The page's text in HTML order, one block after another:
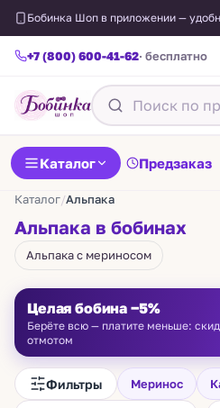
Бобинка Шоп в приложении —
+7 (800) 600-41-62· бесплатно
Каталог Предзаказ
Каталог/Альпака
Альпака в бобинах
Альпака с мериносом
Целая бобина −5%
Берёте всю — платите меньше:
отмотом
Фильтры Меринос
ROMEO